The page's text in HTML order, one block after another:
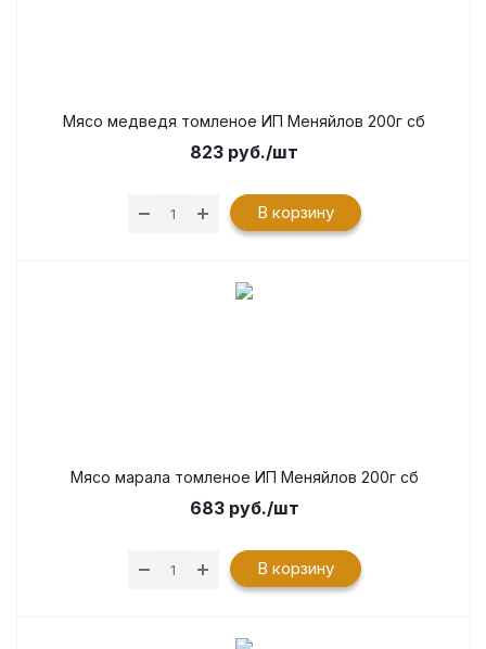
Мясо медведя томленое ИП Меняйлов 200г сб
823 руб./шт
В корзину
Мясо марала томленое ИП Меняйлов 200г сб
683руб./шт
В корзину